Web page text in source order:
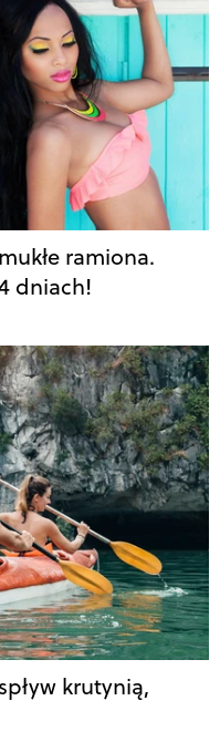
ramiona.
dniach!
krutynią,